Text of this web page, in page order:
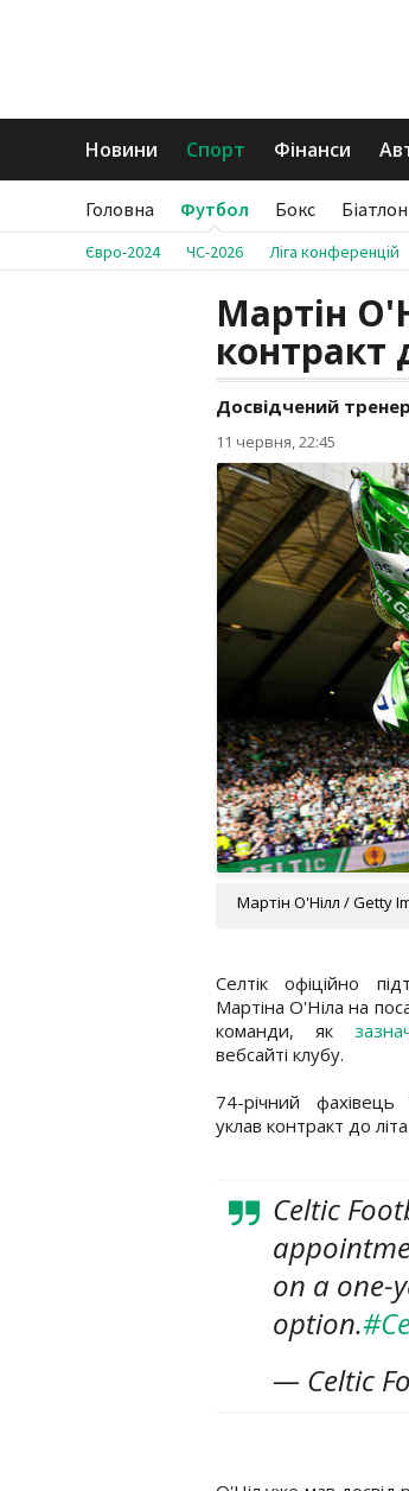
Новини Спорт Фінанси
Головна Футбол Бокс Біатлон
Євро-2024 ЧС-2026 Ліга конференцій
Мартін
контракт
Досвідчений
11 червня, 22:45
Мартін О'Нілл / Getty
Селтік офіційно
Мартіна О'Ніла на
команди, як
вебсайті клубу.
74-річний фахівець
уклав контракт до
Celtic
on a one-
option.
— Celtic